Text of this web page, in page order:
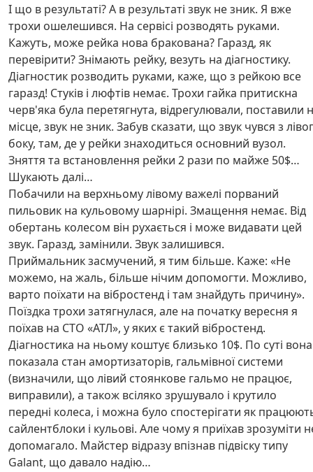
І що в результаті? А в результаті звук не зник. Я вже
трохи ошелешився. На сервісі розводять руками.
Кажуть, може рейка нова бракована? Гаразд, як
перевірити? Знімають рейку, везуть на діагностику.
Діагностик розводить руками, каже, що з рейкою все
гаразд! Стуків і люфтів немає. Трохи гайка притискна
черв'яка була перетягнута, відрегулювали, поставили
місце, звук не зник. Забув сказати, що звук чувся з
боку, там, де у рейки знаходиться основний вузол.
Зняття та встановлення рейки 2 рази по майже 50$…
Шукають далі…
Побачили на верхньому лівому важелі порваний
пильовик на кульовому шарнірі. Змащення немає. Від
обертань колесом він рухається і може видавати цей
звук. Гаразд, замінили. Звук залишився.
Приймальник засмучений, я тим більше. Каже: «Не
можемо, на жаль, більше нічим допомогти. Можливо,
варто поїхати на вібростенд і там знайдуть причину».
Поїздка трохи затягнулася, але на початку вересня я
поїхав на СТО «АТЛ», у яких є такий вібростенд.
Діагностика на ньому коштує близько 10$. По суті вона
показала стан амортизаторів, гальмівної системи
(визначили, що лівий стоянкове гальмо не працює,
виправили), а також всіляко зрушувало і крутило
передні колеса, і можна було спостерігати як
сайлентблоки і кульові. Але чому я приїхав зрозуміти
допомагало. Майстер відразу впізнав підвіску типу
Galant, що давало надію…